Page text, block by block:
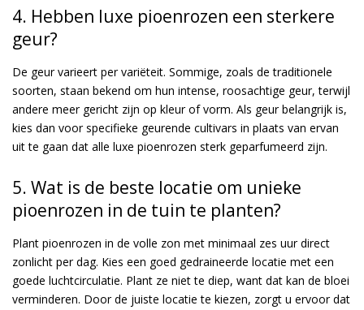
4. Hebben luxe pioenrozen een sterkere
geur?
De geur varieert per variëteit. Sommige, zoals de traditionele
soorten, staan bekend om hun intense, roosachtige geur, terwijl
andere meer gericht zijn op kleur of vorm. Als geur belangrijk is,
kies dan voor specifieke geurende cultivars in plaats van ervan
uit te gaan dat alle luxe pioenrozen sterk geparfumeerd zijn.
5. Wat is de beste locatie om unieke
pioenrozen in de tuin te planten?
Plant pioenrozen in de volle zon met minimaal zes uur direct
zonlicht per dag. Kies een goed gedraineerde locatie met een
goede luchtcirculatie. Plant ze niet te diep, want dat kan de bloei
verminderen. Door de juiste locatie te kiezen, zorgt u ervoor dat